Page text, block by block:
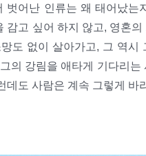
벗어난 인류는 왜 태어났
감고 싶어 하지 않고, 영혼
도 없이 살아가고, 그 역
의 강림을 애타게 기다리
데도 사람은 계속 그렇게 바